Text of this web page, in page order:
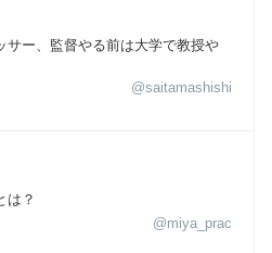
サー、監督やる前は大学で教授や
@saitamashishi
は？
@miya_prac